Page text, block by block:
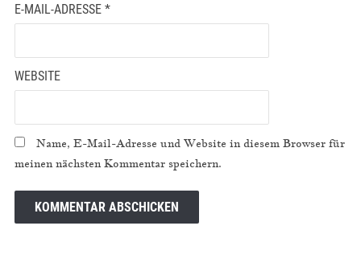
E-MAIL-ADRESSE *
WEBSITE
Name, E-Mail-Adresse und Website in diesem Browser für
meinen nächsten Kommentar speichern.